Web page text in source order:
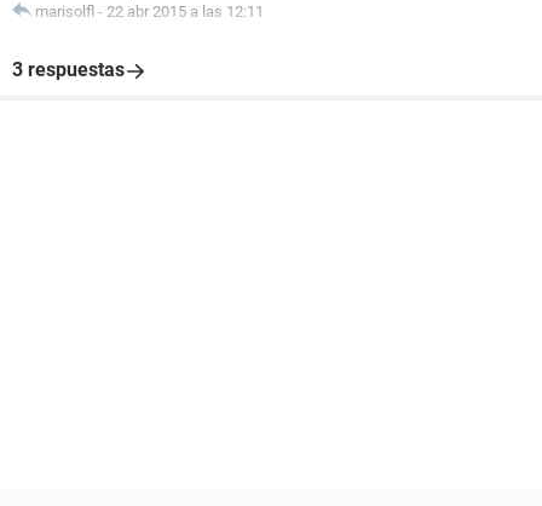
marisolfl - 22 abr 2015 a las 12:11
3 respuestas